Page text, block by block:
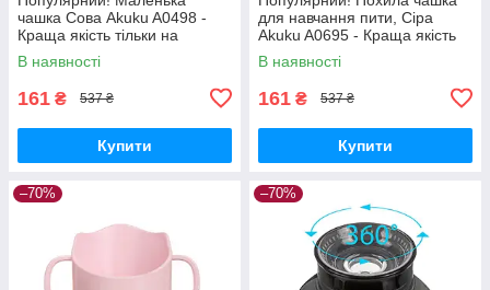
чашка Сова Akuku A0498 -
Краща якість тільки на
Nukleon.com.ua
В наявності
161 ₴ 537 ₴
Купити
для навчання пити, Сіра
Akuku A0695 - Краща якість
тільки на Nukleon.com.ua
В наявності
161 ₴ 537 ₴
Купити
–70% –70%